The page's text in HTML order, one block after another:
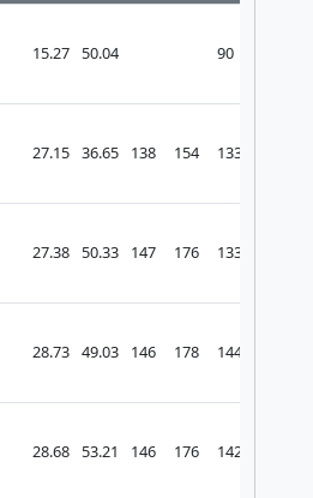
15.27 50.04 90
27.15 36.65 138 154 133
27.38 50.33 147 176 133
28.73 49.03 146 178 144
28.68 53.21 146 176 142